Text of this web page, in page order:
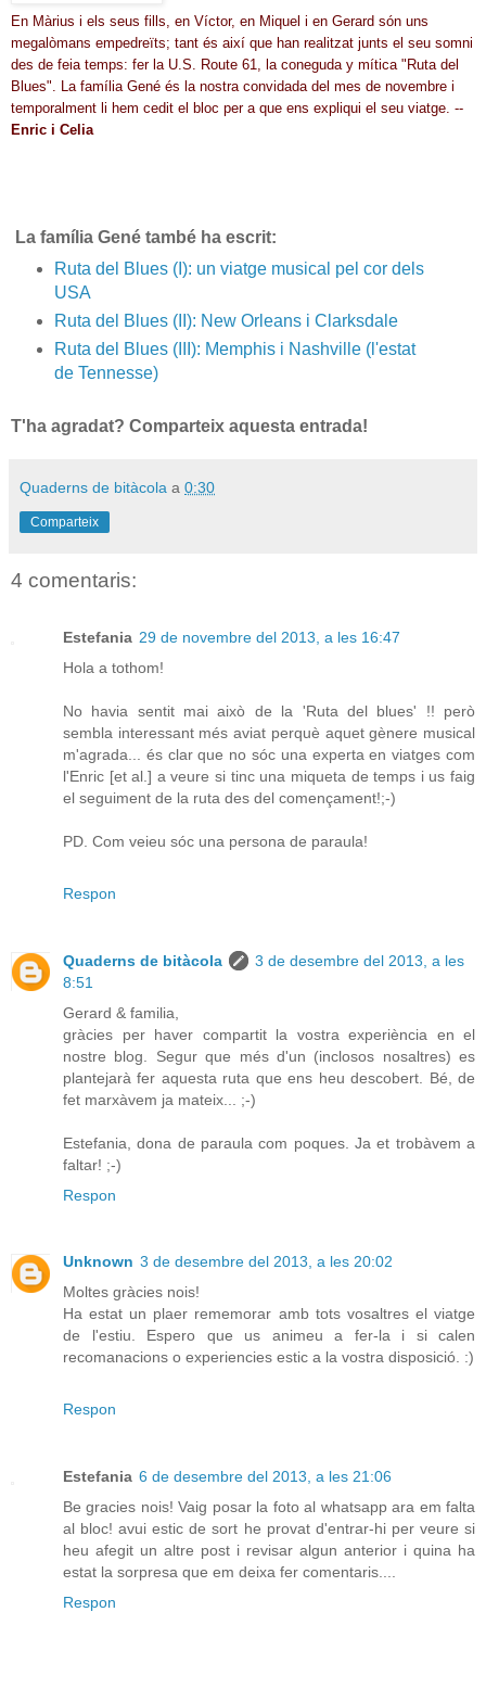
En Màrius i els seus fills, en Víctor, en Miquel i en Gerard són uns
megalòmans empedreïts; tant és així que han realitzat junts el seu somni
des de feia temps: fer la U.S. Route 61, la coneguda y mítica "Ruta del
Blues". La família Gené és la nostra convidada del mes de novembre i
temporalment li hem cedit el bloc per a que ens expliqui el seu viatge. --
Enric i Celia
La família Gené també ha escrit:
Ruta del Blues (I): un viatge musical pel cor dels
USA
Ruta del Blues (II): New Orleans i Clarksdale
Ruta del Blues (III): Memphis i Nashville (l'estat
de Tennesse)
T'ha agradat? Comparteix aquesta entrada!
Quaderns de bitàcola a 0:30
Comparteix
4 comentaris:
Estefania 29 de novembre del 2013, a les 16:47
Hola a tothom!
No havia sentit mai això de la 'Ruta del blues' !! però
sembla interessant més aviat perquè aquet gènere musical
m'agrada... és clar que no sóc una experta en viatges com
l'Enric [et al.] a veure si tinc una miqueta de temps i us faig
el seguiment de la ruta des del començament!;-)
PD. Com veieu sóc una persona de paraula!
Respon
Quaderns de bitàcola
3 de desembre del 2013, a les
8:51
Gerard & familia,
gràcies per haver compartit la vostra experiència en el
nostre blog. Segur que més d'un (inclosos nosaltres) es
plantejarà fer aquesta ruta que ens heu descobert. Bé, de
fet marxàvem ja mateix... ;-)
Estefania, dona de paraula com poques. Ja et trobàvem a
faltar! ;-)
Respon
Unknown 3 de desembre del 2013, a les 20:02
Moltes gràcies nois!
Ha estat un plaer rememorar amb tots vosaltres el viatge
de l'estiu. Espero que us animeu a fer-la i si calen
recomanacions o experiencies estic a la vostra disposició. :)
Respon
Estefania 6 de desembre del 2013, a les 21:06
Be gracies nois! Vaig posar la foto al whatsapp ara em falta
al bloc! avui estic de sort he provat d'entrar-hi per veure si
heu afegit un altre post i revisar algun anterior i quina ha
estat la sorpresa que em deixa fer comentaris....
Respon